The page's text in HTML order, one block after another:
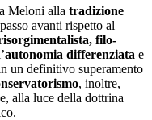
Meloni alla tradizione
avanti rispetto al
filo-
autonomia differenziata e
un definitivo superamento
, inoltre,
alla luce della dottrina